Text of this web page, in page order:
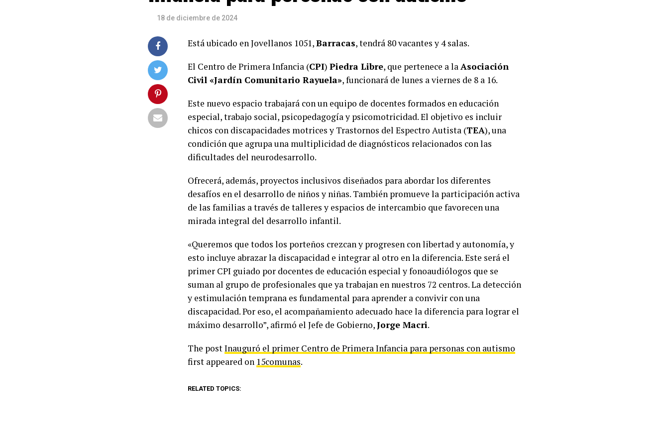
18 de diciembre de 2024
Está ubicado en Jovellanos 1051,Barracas, tendrá 80 vacantes y 4 salas.
El Centro de Primera Infancia (CPI) Piedra Libre, que pertenece a laAsociación
Civil «Jardín Comunitario Rayuela», funcionará de lunes a viernes de 8 a 16.
Este nuevo espacio trabajará con un equipo de docentes formados en educación
especial, trabajo social, psicopedagogía y psicomotricidad. El objetivo es incluir
chicos con discapacidades motrices y Trastornos del Espectro Autista (TEA), una
condición que agrupa una multiplicidad de diagnósticos relacionados con las
dificultades del neurodesarrollo.
Ofrecerá, además, proyectos inclusivos diseñados para abordar los diferentes
desafíos en el desarrollo de niños y niñas. También promueve la participación activa
de las familias a través de talleres y espacios de intercambio que favorecen una
mirada integral del desarrollo infantil.
«Queremos que todos los porteños crezcan y progresen con libertad y autonomía, y
esto incluye abrazar la discapacidad e integrar al otro en la diferencia. Este será el
primer CPI guiado por docentes de educación especial y fonoaudiólogos que se
suman al grupo de profesionales que ya trabajan en nuestros 72 centros. La detección
y estimulación temprana es fundamental para aprender a convivir con una
discapacidad. Por eso, el acompañamiento adecuado hace la diferencia para lograr el
máximo desarrollo”, afirmó el Jefe de Gobierno,Jorge Macri.
The postInauguró el primer Centro de Primera Infancia para personas con autismo
first appeared on 15comunas.
RELATED TOPICS: